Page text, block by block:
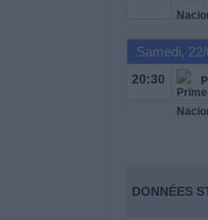
Samedi,
20:30
DONNÉES